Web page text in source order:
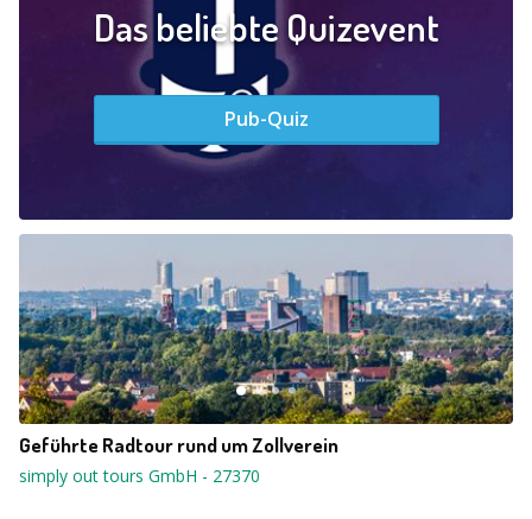
Das beliebte Quizevent
Pub-Quiz
Geführte Radtour rund um Zollverein
simply out tours GmbH - 27370